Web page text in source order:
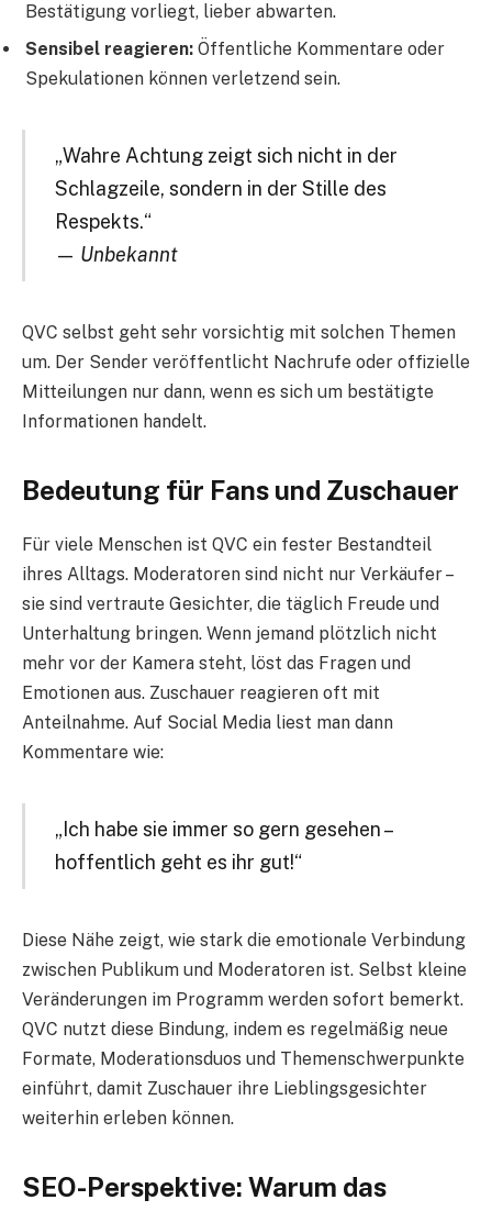
Bestätigung vorliegt, lieber abwarten.
Sensibel reagieren: Öffentliche Kommentare oder
Spekulationen können verletzend sein.
„Wahre Achtung zeigt sich nicht in der
Schlagzeile, sondern in der Stille des
Respekts.“
— Unbekannt
QVC selbst geht sehr vorsichtig mit solchen Themen
um. Der Sender veröffentlicht Nachrufe oder offizielle
Mitteilungen nur dann, wenn es sich um bestätigte
Informationen handelt.
Bedeutung für Fans und Zuschauer
Für viele Menschen ist QVC ein fester Bestandteil
ihres Alltags. Moderatoren sind nicht nur Verkäufer –
sie sind vertraute Gesichter, die täglich Freude und
Unterhaltung bringen. Wenn jemand plötzlich nicht
mehr vor der Kamera steht, löst das Fragen und
Emotionen aus. Zuschauer reagieren oft mit
Anteilnahme. Auf Social Media liest man dann
Kommentare wie:
„Ich habe sie immer so gern gesehen –
hoffentlich geht es ihr gut!“
Diese Nähe zeigt, wie stark die emotionale Verbindung
zwischen Publikum und Moderatoren ist. Selbst kleine
Veränderungen im Programm werden sofort bemerkt.
QVC nutzt diese Bindung, indem es regelmäßig neue
Formate, Moderationsduos und Themenschwerpunkte
einführt, damit Zuschauer ihre Lieblingsgesichter
weiterhin erleben können.
SEO-Perspektive: Warum das